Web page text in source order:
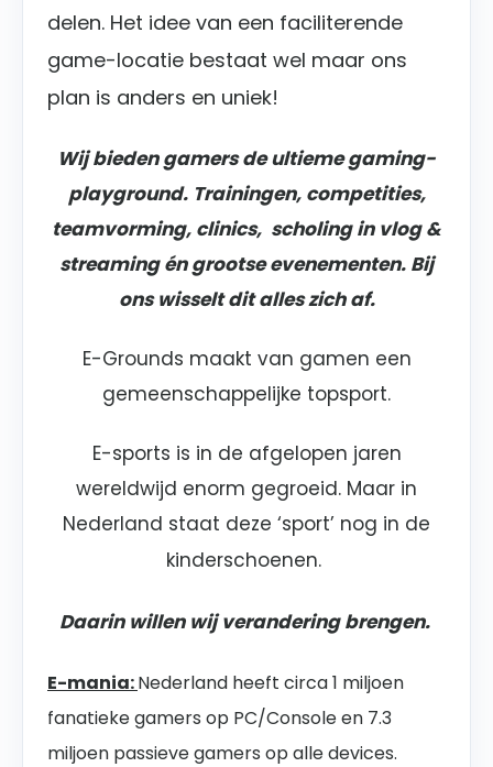
delen. Het idee van een faciliterende
game-locatie bestaat wel maar ons
plan is anders en uniek!
Wij bieden gamers de ultieme gaming-
playground. Trainingen, competities,
teamvorming, clinics, scholing in vlog &
streaming én grootse evenementen. Bij
ons wisselt dit alles zich af.
E-Grounds maakt van gamen een
gemeenschappelijke topsport.
E-sports is in de afgelopen jaren
wereldwijd enorm gegroeid. Maar in
Nederland staat deze ‘sport’ nog in de
kinderschoenen.
Daarin willen wij verandering brengen.
E-mania:Nederland heeft circa 1 miljoen
fanatieke gamers op PC/Console en 7.3
miljoen passieve gamers op alle devices.